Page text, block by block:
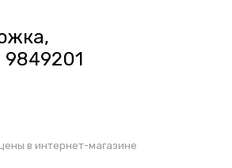
в интернет-магазине